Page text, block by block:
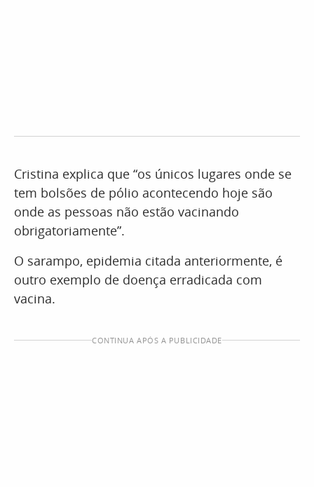
Cristina explica que “os únicos lugares onde se
tem bolsões de pólio acontecendo hoje são
onde as pessoas não estão vacinando
obrigatoriamente”.
O sarampo, epidemia citada anteriormente, é
outro exemplo de doença erradicada com
vacina.
CONTINUA APÓS A PUBLICIDADE